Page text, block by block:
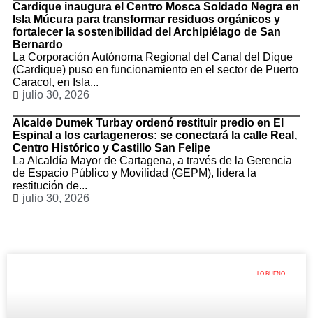
Cardique inaugura el Centro Mosca Soldado Negra en
Isla Múcura para transformar residuos orgánicos y
fortalecer la sostenibilidad del Archipiélago de San
Bernardo
La Corporación Autónoma Regional del Canal del Dique
(Cardique) puso en funcionamiento en el sector de Puerto
Caracol, en Isla...
julio 30, 2026
Alcalde Dumek Turbay ordenó restituir predio en El
Espinal a los cartageneros: se conectará la calle Real,
Centro Histórico y Castillo San Felipe
La Alcaldía Mayor de Cartagena, a través de la Gerencia
de Espacio Público y Movilidad (GEPM), lidera la
restitución de...
julio 30, 2026
LO BUENO